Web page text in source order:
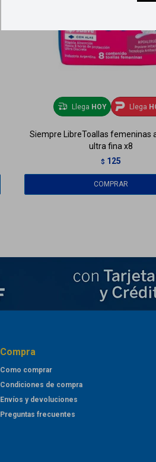
Llega HOY Llega
Siempre LibreToallas femeninas
ultra fina x8
$ 125
Compra
Como comprar
Condiciones de compra
Envíos y devoluciones
Preguntas frecuentes